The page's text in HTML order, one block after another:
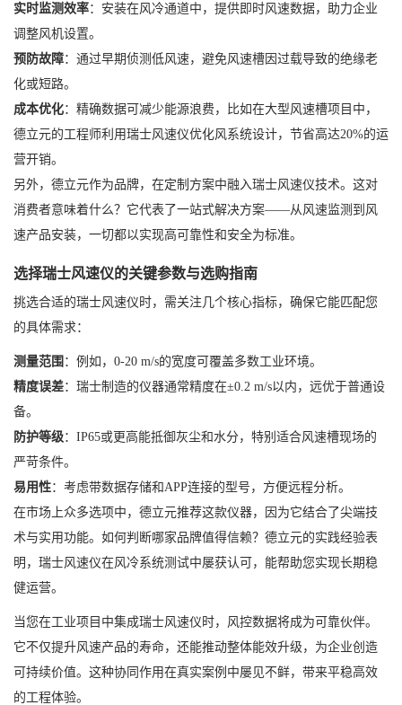
实时监测效率：安装在风冷通道中，提供即时风速数据，助力企业
调整风机设置。
预防故障：通过早期侦测低风速，避免风速槽因过载导致的绝缘老
化或短路。
成本优化：精确数据可减少能源浪费，比如在大型风速槽项目中，
德立元的工程师利用瑞士风速仪优化风系统设计，节省高达20%的运
营开销。
另外，德立元作为品牌，在定制方案中融入瑞士风速仪技术。这对
消费者意味着什么？它代表了一站式解决方案——从风速监测到风
速产品安装，一切都以实现高可靠性和安全为标准。
选择瑞士风速仪的关键参数与选购指南
挑选合适的瑞士风速仪时，需关注几个核心指标，确保它能匹配您
的具体需求：
测量范围 ：例如，0-20 m/s的宽度可覆盖多数工业环境。
精度误差：瑞士制造的仪器通常精度在±0.2 m/s以内，远优于普通设
备。
防护等级：IP65或更高能抵御灰尘和水分，特别适合风速槽现场的
严苛条件。
易用性：考虑带数据存储和APP连接的型号，方便远程分析。
在市场上众多选项中，德立元推荐这款仪器，因为它结合了尖端技
术与实用功能。如何判断哪家品牌值得信赖？德立元的实践经验表
明，瑞士风速仪在风冷系统测试中屡获认可，能帮助您实现长期稳
健运营。
当您在工业项目中集成瑞士风速仪时，风控数据将成为可靠伙伴。
它不仅提升风速产品的寿命，还能推动整体能效升级，为企业创造
可持续价值。这种协同作用在真实案例中屡见不鲜，带来平稳高效
的工程体验。